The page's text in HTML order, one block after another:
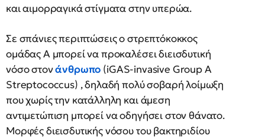
και αιμορραγικά στίγματα στην υπερώα.
Σε σπάνιες περιπτώσεις ο στρεπτόκοκκος
ομάδας Α μπορεί να προκαλέσει διεισδυτική
νόσο στονάνθρωπο (iGAS-invasive Group A
Streptococcus) , δηλαδή πολύ σοβαρή λοίμωξη
που χωρίς την κατάλληλη και άμεση
αντιμετώπιση μπορεί να οδηγήσει στον θάνατο.
Μορφές διεισδυτικής νόσου του βακτηριδίου